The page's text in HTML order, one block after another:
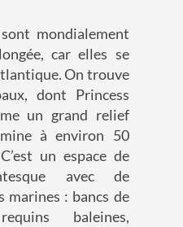
mondialement
car elles se
On trouve
dont Princess
un grand relief
à environ 50
un espace de
avec de
marines : bancs de
baleines,